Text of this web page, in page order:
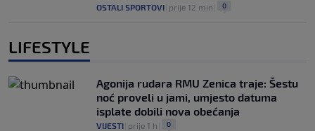
OSTALI SPORTOVI prije 12 min 0
LIFESTYLE
Agonija rudara RMU Zenica traje: Šestu
noć proveli u jami, umjesto datuma
isplate dobili nova obećanja
VIJESTI prije 1 h 0